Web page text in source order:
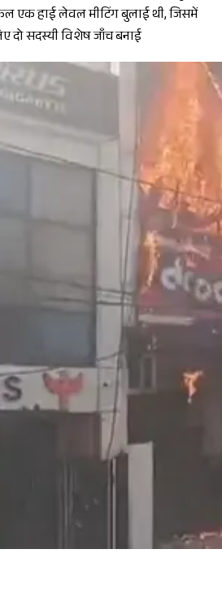
एक हाई लेवल मीटिंग बुलाई थी, जिसमें
दो सदस्यी विशेष जाँच बनाई